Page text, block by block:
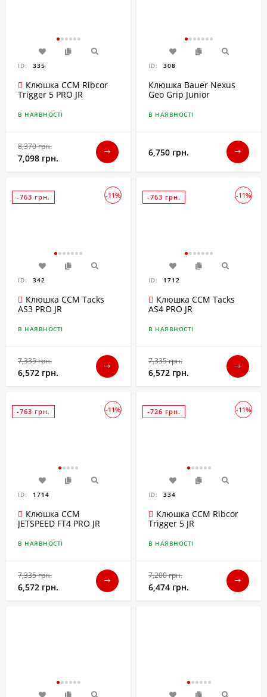
ID: 335
Клюшка CCM Ribcor
Trigger 5 PRO JR
В НАЯВНОСТІ
8,370 грн.
7,098 грн.
ID: 308
Клюшка Bauer Nexus
Geo Grip Junior
В НАЯВНОСТІ
6,750 грн.
-11%
-763 грн.
ID: 342
Клюшка CCM Tacks
AS3 PRO JR
В НАЯВНОСТІ
7,335 грн.
6,572 грн.
-11%
-763 грн.
ID: 1712
Клюшка CCM Tacks
AS4 PRO JR
В НАЯВНОСТІ
7,335 грн.
6,572 грн.
-11%
-763 грн.
ID: 1714
Клюшка CCM
JETSPEED FT4 PRO JR
В НАЯВНОСТІ
7,335 грн.
6,572 грн.
-11%
-726 грн.
ID: 334
Клюшка CCM Ribcor
Trigger 5 JR
В НАЯВНОСТІ
7,200 грн.
6,474 грн.